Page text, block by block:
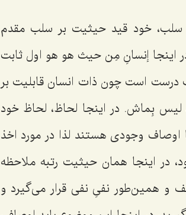
سلب، خود قید حیثیت بر سلب مقدم
اینجا إنسانِ مِن حیث هو هو اول ثابت
درست است چون ذات انسان قابلیت بر
لیس بِماش. در اینجا لحاظ، لحاظ خود
وجودى هستند لذا در مورد اخذ
در اینجا همان حیثیت رتبه ملاحظه
و همین‌طور نفىِ نفی قرار مى‌گیرد و